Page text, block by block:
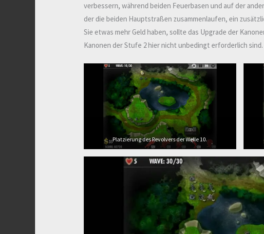
verbessern, während beiden Feuerbasen und auf der
der die beiden Hauptstraßen zusammenlaufen, ein
Sie etwas mehr Geld haben, sollte das Upgrade der
Kanonen der Stufe 2 hier nicht unbedingt erforderlich sind.
Platzierung des Revolvers der Welle 10.